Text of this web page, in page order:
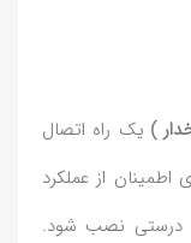
) یک راه اتصال
از عملکرد
درستی نصب شود.